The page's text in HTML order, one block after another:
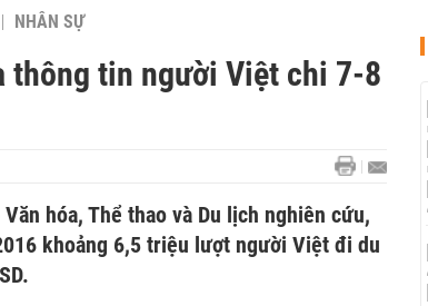
NHÂN SỰ
thông tin người Việt chi 7-8
hóa, Thể thao và Du lịch nghiên cứu,
khoảng 6,5 triệu lượt người Việt đi du